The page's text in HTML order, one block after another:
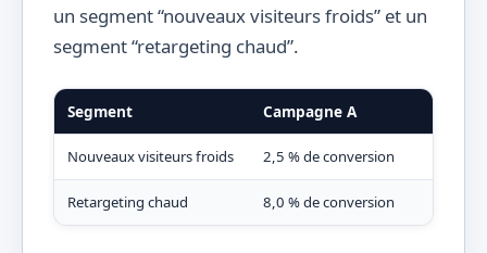
un segment “nouveaux visiteurs froids” et un
segment “retargeting chaud”.
Segment Campagne A
Nouveaux visiteurs froids 2,5 % de conversion
Retargeting chaud 8,0 % de conversion